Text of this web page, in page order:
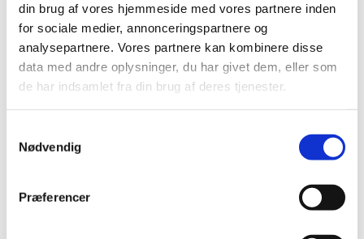
din brug af vores hjemmeside med vores partnere inden
for sociale medier, annonceringspartnere og
analysepartnere. Vores partnere kan kombinere disse
data med andre oplysninger, du har givet dem, eller som
de har indsamlet fra din brug af deres tjenester.
Nødvendig
Præferencer
Vielse og kirkelig velsignelse